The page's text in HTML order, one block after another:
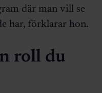
där man vill se
har, förklarar hon.
roll du